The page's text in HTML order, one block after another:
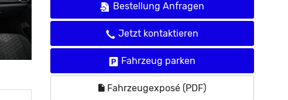
Bestellung Anfragen
Jetzt kontaktieren
Fahrzeug parken
Fahrzeugexposé (PDF)